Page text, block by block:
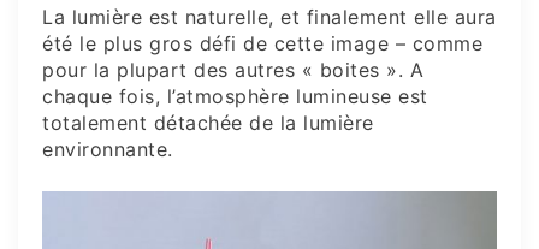
La lumière est naturelle, et finalement elle aura
été le plus gros défi de cette image – comme
pour la plupart des autres « boites ». A
chaque fois, l’atmosphère lumineuse est
totalement détachée de la lumière
environnante.